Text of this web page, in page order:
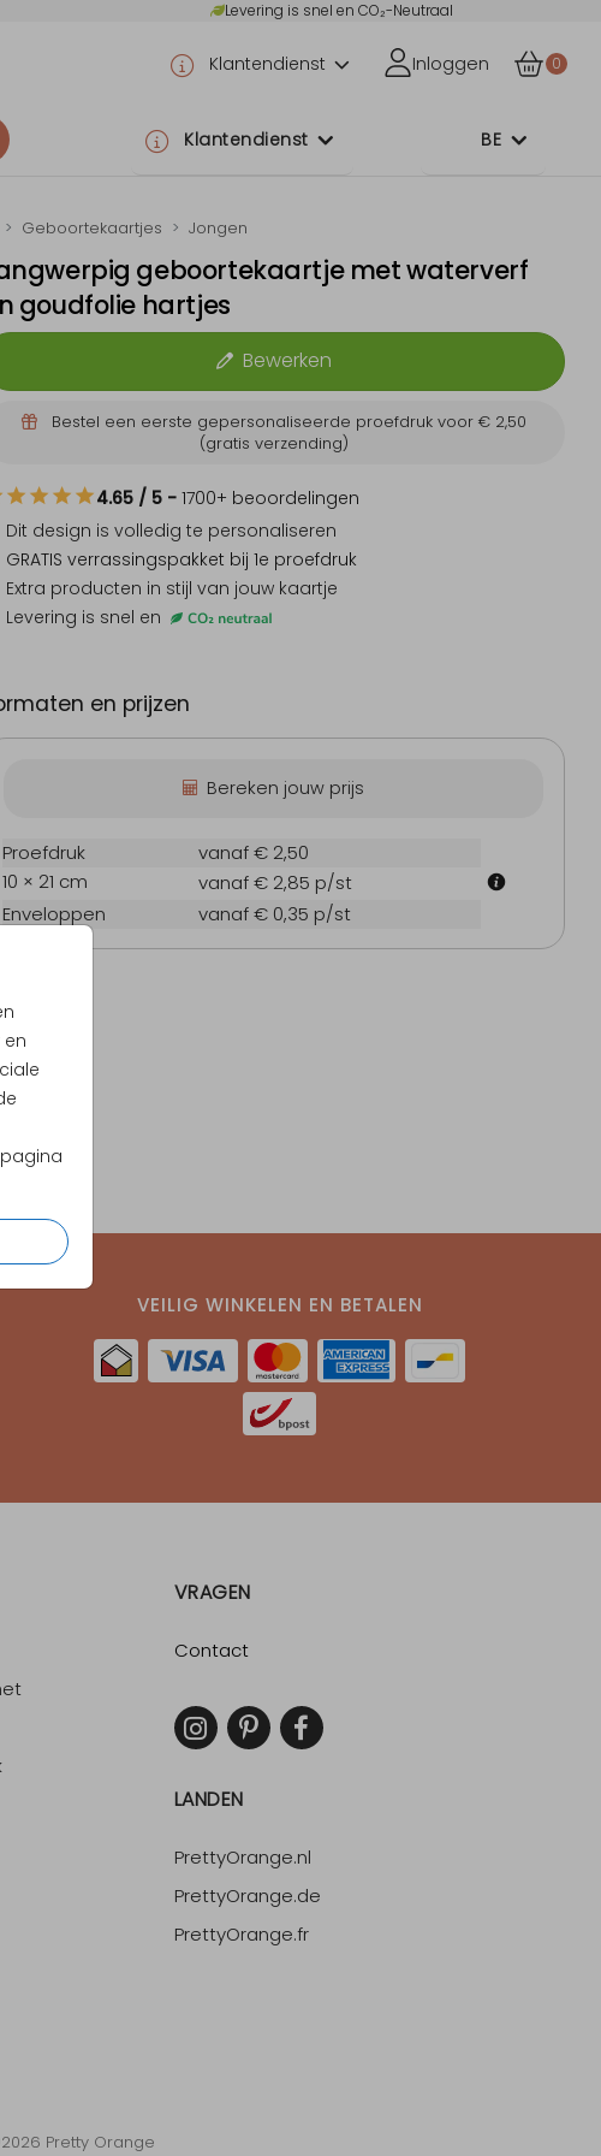
Levering is snel en CO₂-Neutraal
Klantendienst Inloggen 0
Klantendienst BE
Geboortekaartje Geboortekaartje
Geboortekaartjes Jongen
geboortekaartje met waterverf
goudfolie hartjes
Bewerken
Bestel een eerste gepersonaliseerde proefdruk voor € 2,50
(gratis verzending)
4.65 / 5 - 1700+ beoordelingen
Dit design is volledig te personaliseren
GRATIS verrassingspakket bij 1e proefdruk
Extra producten in stijl van jouw kaartje
Levering is snel en
en prijzen
Bereken jouw prijs
Proefdruk
vanaf € 2,50
10 × 21 cm
vanaf € 2,85 p/st
Enveloppen
vanaf € 0,35 p/st
VEILIG WINKELEN EN BETALEN
VRAGEN
Contact
LANDEN
PrettyOrange.nl
PrettyOrange.de
PrettyOrange.fr
Pretty Orange